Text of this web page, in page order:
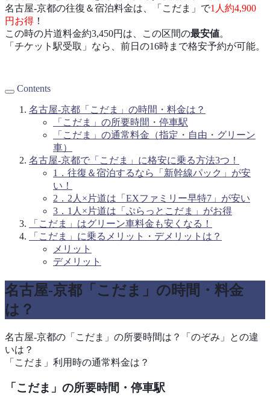
名古屋-京都の往復＆宿泊料金は、「こだま」で1人約4,900
円お得 ！
この時の片道料金約3,450円は、この区間の最安値。
「チケット駅受取」なら、前日の16時まで格安予約が可能。
Contents
名古屋-京都「こだま」の時間・料金は？
「こだま」の所要時間・停車駅
「こだま」の通常料金（指定・自由・グリーン
車）
名古屋-京都で「こだま」に格安に乗る方法3つ！
1．往復＆宿泊するなら「新幹線パック」が安
い！
2．2人×片道は「EXファミリー早特7」が安い
3．1人×片道は「ぷらっとこだま」がお得
「こだま」はグリーン車料金も安くなる！
「こだま」に乗るメリット・デメリットは？
メリット
デメリット
名古屋-京都「こだま」の時間・料金
は？
名古屋-京都の「こだま」の所要時間は？「のぞみ」との違
いは？
「こだま」利用時の通常料金は？
「こだま」の所要時間・停車駅